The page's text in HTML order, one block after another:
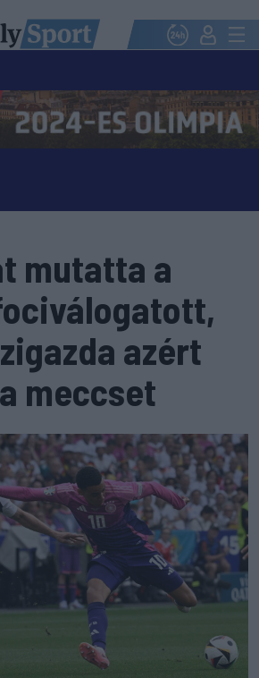
mutatta a
azért
meccset